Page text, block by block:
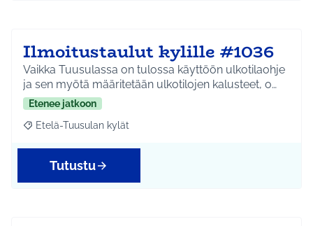
Ilmoitustaulut kylille #1036
Vaikka Tuusulassa on tulossa käyttöön ulkotilaohje
ja sen myötä määritetään ulkotilojen kalusteet, o…
Etenee jatkoon
Rajaa tulokset aihepiirin mukaan: Etelä-Tuusulan kylät
Etelä-Tuusulan kylät
Tutustu